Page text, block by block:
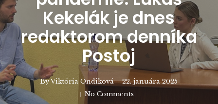
Kekelák je dnes
redaktorom denníka
Postoj
ByViktória Ondiková
22. januára 2025
No Comments